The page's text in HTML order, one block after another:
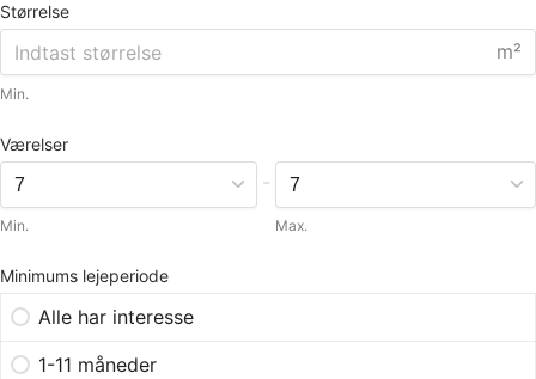
Størrelse
m²
Min.
Værelser
Min.
-
Max.
Minimums lejeperiode
Alle har interesse
1-11 måneder